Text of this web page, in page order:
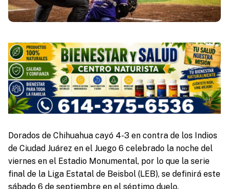
Dorados de Chihuahua cayó 4-3 en contra de los Indios
de Ciudad Juárez en el Juego 6 celebrado la noche del
viernes en el Estadio Monumental, por lo que la serie
final de la Liga Estatal de Beisbol (LEB), se definirá este
sábado 6 de septiembre en el séptimo duelo.